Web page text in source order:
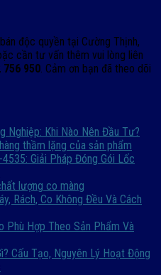
độc quyền tại Cường Thịnh,
cần tư vấn thêm vui lòng liên
756 950. Cảm ơn bạn đã theo dõi
Nghiệp: Khi Nào Nên Đầu Tư?
thầm lặng của sản phẩm
Giải Pháp Đóng Gói Lốc
lượng co màng
Rách, Co Không Đều Và Cách
Phù Hợp Theo Sản Phẩm Và
Cấu Tạo, Nguyên Lý Hoạt Động